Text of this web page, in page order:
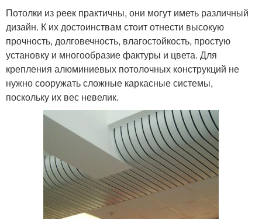
Потолки из реек практичны, они могут иметь различный
дизайн. К их достоинствам стоит отнести высокую
прочность, долговечность, влагостойкость, простую
установку и многообразие фактуры и цвета. Для
крепления алюминиевых потолочных конструкций не
нужно сооружать сложные каркасные системы,
поскольку их вес невелик.